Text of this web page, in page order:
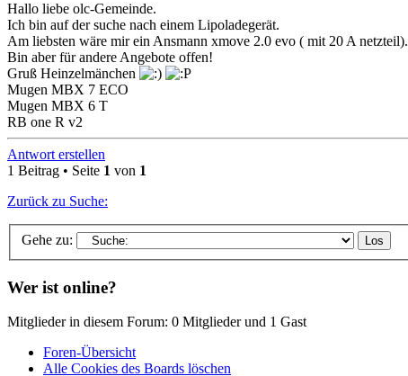
Hallo liebe olc-Gemeinde.
Ich bin auf der suche nach einem Lipoladegerät.
Am liebsten wäre mir ein Ansmann xmove 2.0 evo ( mit 20 A netzteil).
Bin aber für andere Angebote offen!
Gruß Heinzelmänchen
Mugen MBX 7 ECO
Mugen MBX 6 T
RB one R v2
Antwort erstellen
1 Beitrag • Seite 1 von 1
Zurück zu Suche:
Gehe zu:
Wer ist online?
Mitglieder in diesem Forum: 0 Mitglieder und 1 Gast
Foren-Übersicht
Alle Cookies des Boards löschen